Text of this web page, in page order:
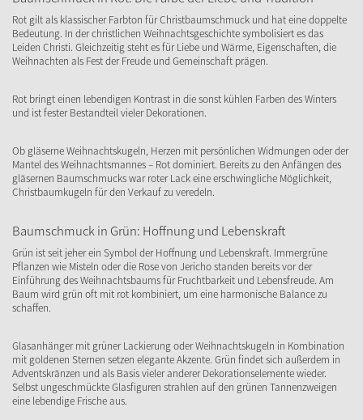
Rot gilt als klassischer Farbton für Christbaumschmuck und hat eine doppelte
Bedeutung. In der christlichen Weihnachtsgeschichte symbolisiert es das
Leiden Christi. Gleichzeitig steht es für Liebe und Wärme, Eigenschaften, die
Weihnachten als Fest der Freude und Gemeinschaft prägen.
Rot bringt einen lebendigen Kontrast in die sonst kühlen Farben des Winters
und ist fester Bestandteil vieler Dekorationen.
Ob gläserne Weihnachtskugeln, Herzen mit persönlichen Widmungen oder der
Mantel des Weihnachtsmannes – Rot dominiert. Bereits zu den Anfängen des
gläsernen Baumschmucks war roter Lack eine erschwingliche Möglichkeit,
Christbaumkugeln für den Verkauf zu veredeln.
Baumschmuck in Grün: Hoffnung und Lebenskraft
Grün ist seit jeher ein Symbol der Hoffnung und Lebenskraft. Immergrüne
Pflanzen wie Misteln oder die Rose von Jericho standen bereits vor der
Einführung des Weihnachtsbaums für Fruchtbarkeit und Lebensfreude. Am
Baum wird grün oft mit rot kombiniert, um eine harmonische Balance zu
schaffen.
Glasanhänger mit grüner Lackierung oder Weihnachtskugeln in Kombination
mit goldenen Sternen setzen elegante Akzente. Grün findet sich außerdem in
Adventskränzen und als Basis vieler anderer Dekorationselemente wieder.
Selbst ungeschmückte Glasfiguren strahlen auf den grünen Tannenzweigen
eine lebendige Frische aus.